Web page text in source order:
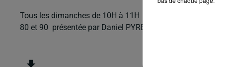
Tous les dimanches de 10H à 11H sur RDC RADIO
80 et 90 présentée par Daniel PYRENE